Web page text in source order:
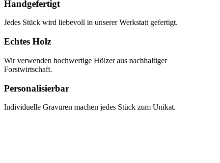
Handgefertigt
Jedes Stück wird liebevoll in unserer Werkstatt gefertigt.
Echtes Holz
Wir verwenden hochwertige Hölzer aus nachhaltiger
Forstwirtschaft.
Personalisierbar
Individuelle Gravuren machen jedes Stück zum Unikat.